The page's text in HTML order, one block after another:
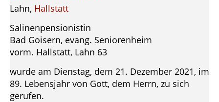
Lahn, Hallstatt
Salinenpensionistin
Bad Goisern, evang. Seniorenheim
vorm. Hallstatt, Lahn 63
wurde am Dienstag, dem 21. Dezember 2021, im
89. Lebensjahr von Gott, dem Herrn, zu sich
gerufen.